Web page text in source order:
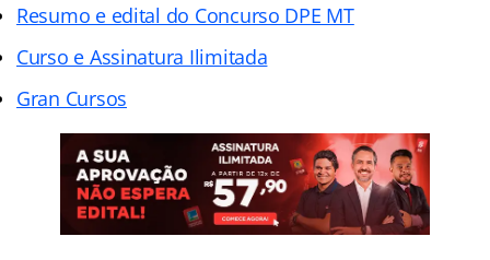
Resumo e edital do Concurso DPE MT
Curso e Assinatura Ilimitada
Gran Cursos